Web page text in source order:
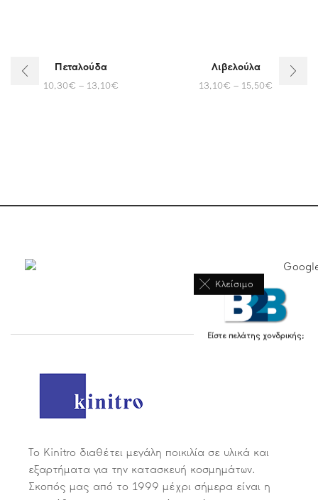
Κλείσιμο
Είστε πελάτης χονδρικής;
Πεταλούδα
10,30€ – 13,10€
Λιβελούλα
13,10€ – 15,50€
Το Kinitro διαθέτει μεγάλη ποικιλία σε υλικά και
εξαρτήματα για την κατασκευή κοσμημάτων.
Σκοπός μας από το 1999 μέχρι σήμερα είναι η